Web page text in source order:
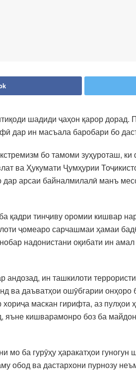
шадиди ҷаҳон қарор
дар ин масъала баробари бо
бо тамоми зуҳуроташ,
ва Ҳукумати Ҷумҳурии
арсаи байналмилалӣ манъ
тинҷиву оромии кишвар
ҷомеаро сарчашмаи ҳамаи
надонистани оқибати ин
ин ташкилоти
ва даъватҳои ошӯбгарии
маскан гирифта, аз
яъне кишварамонро боз ба
мо ба гурӯҳу ҳаракатҳои
обод ва дастархони пурнозу